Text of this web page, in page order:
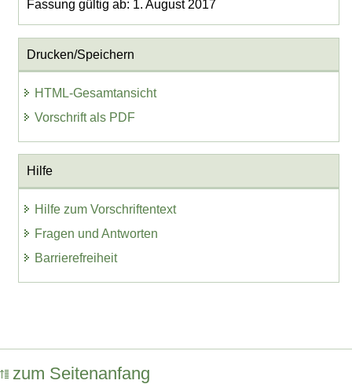
Fassung gültig ab: 1. August 2017
Drucken/Speichern
HTML-Gesamtansicht
Vorschrift als PDF
Hilfe
Hilfe zum Vorschriftentext
Fragen und Antworten
Barrierefreiheit
zum Seitenanfang